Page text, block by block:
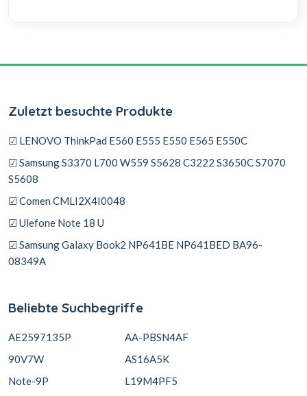
Zuletzt besuchte Produkte
☑ LENOVO ThinkPad E560 E555 E550 E565 E550C
☑ Samsung S3370 L700 W559 S5628 C3222 S3650C S7070
S5608
☑ Comen CMLI2X4I0048
☑ Ulefone Note 18 U
☑ Samsung Galaxy Book2 NP641BE NP641BED BA96-
08349A
Beliebte Suchbegriffe
AE2597135P
90V7W
Note-9P
AA-PBSN4AF
AS16A5K
L19M4PF5